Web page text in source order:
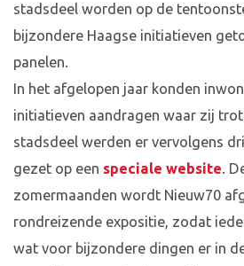
stadsdeel worden op de
bijzondere Haagse initiatieven
panelen.
In het afgelopen jaar konden
initiatieven aandragen waar zij
stadsdeel werden er vervolgens
gezet op een speciale website.
zomermaanden wordt Nieuw70
rondreizende expositie, zodat
wat voor bijzondere dingen er in